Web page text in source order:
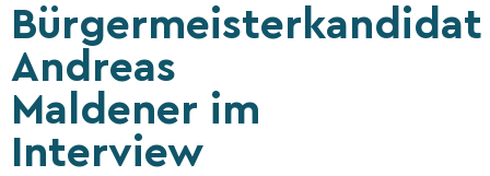
Bürgermeisterkandidat
Andreas
Maldener im
Interview